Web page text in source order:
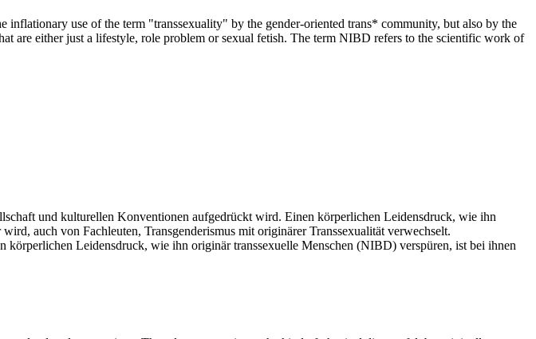
use of the term "transsexuality" by the gender-oriented trans* community, but also by the
are either just a lifestyle, role problem or sexual fetish. The term NIBD refers to the scientific work of
und kulturellen Konventionen aufgedrückt wird. Einen körperlichen Leidensdruck, wie ihn
auch von Fachleuten, Transgenderismus mit originärer Transsexualität verwechselt.
Leidensdruck, wie ihn originär transsexuelle Menschen (NIBD) verspüren, ist bei ihnen